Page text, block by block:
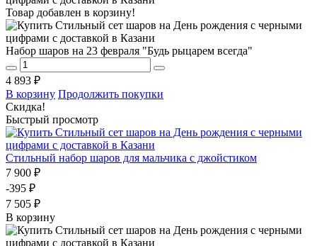
Товар добавлен в корзину!
Набор шаров на 23 февраля "Будь рыцарем всегда"
4 893 ₽
В корзину Продолжить покупки
Скидка!
Быстрый просмотр
Стильный набор шаров для мальчика с джойстиком
7 900 ₽
-395 ₽
7 505 ₽
В корзину